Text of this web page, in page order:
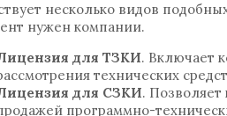
несколько видов
нужен компании.
для ТЗКИ. Включает
технических
для СЗКИ. Позволяет
программно-